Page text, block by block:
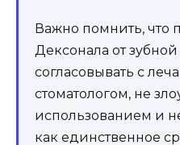
Важно помнить, что
Дексонала от
согласовывать с
стоматологом, не
использованием и
как единственное